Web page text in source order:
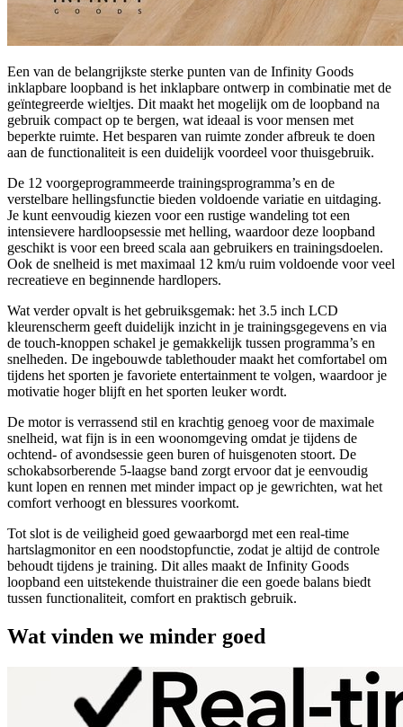
Een van de belangrijkste sterke punten van de Infinity Goods
inklapbare loopband is het inklapbare ontwerp in combinatie met de
geïntegreerde wieltjes. Dit maakt het mogelijk om de loopband na
gebruik compact op te bergen, wat ideaal is voor mensen met
beperkte ruimte. Het besparen van ruimte zonder afbreuk te doen
aan de functionaliteit is een duidelijk voordeel voor thuisgebruik.
De 12 voorgeprogrammeerde trainingsprogramma’s en de
verstelbare hellingsfunctie bieden voldoende variatie en uitdaging.
Je kunt eenvoudig kiezen voor een rustige wandeling tot een
intensievere hardloopsessie met helling, waardoor deze loopband
geschikt is voor een breed scala aan gebruikers en trainingsdoelen.
Ook de snelheid is met maximaal 12 km/u ruim voldoende voor veel
recreatieve en beginnende hardlopers.
Wat verder opvalt is het gebruiksgemak: het 3.5 inch LCD
kleurenscherm geeft duidelijk inzicht in je trainingsgegevens en via
de touch-knoppen schakel je gemakkelijk tussen programma’s en
snelheden. De ingebouwde tablethouder maakt het comfortabel om
tijdens het sporten je favoriete entertainment te volgen, waardoor je
motivatie hoger blijft en het sporten leuker wordt.
De motor is verrassend stil en krachtig genoeg voor de maximale
snelheid, wat fijn is in een woonomgeving omdat je tijdens de
ochtend- of avondsessie geen buren of huisgenoten stoort. De
schokabsorberende 5-laagse band zorgt ervoor dat je eenvoudig
kunt lopen en rennen met minder impact op je gewrichten, wat het
comfort verhoogt en blessures voorkomt.
Tot slot is de veiligheid goed gewaarborgd met een real-time
hartslagmonitor en een noodstopfunctie, zodat je altijd de controle
behoudt tijdens je training. Dit alles maakt de Infinity Goods
loopband een uitstekende thuistrainer die een goede balans biedt
tussen functionaliteit, comfort en praktisch gebruik.
Wat vinden we minder goed